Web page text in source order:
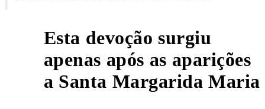
Esta devoção surgiu
apenas após as aparições
a Santa Margarida Maria